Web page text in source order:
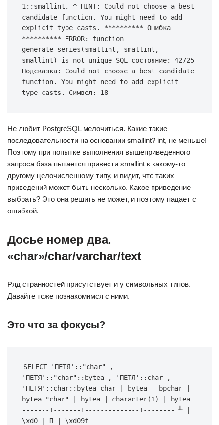
1::smallint. ^ HINT: Could not choose a best
candidate function. You might need to add
explicit type casts. ********** Ошибка
********** ERROR: function
generate_series(smallint, smallint,
smallint) is not unique SQL-состояние: 42725
Подсказка: Could not choose a best candidate
function. You might need to add explicit
type casts. Символ: 18
Не любит PostgreSQL мелочиться. Какие такие
последовательности на основании smallint? int, не меньше!
Поэтому при попытке выполнения вышеприведенного
запроса база пытается привести smallint к какому-то
другому целочисленному типу, и видит, что таких
приведений может быть несколько. Какое приведение
выбрать? Это она решить не может, и поэтому падает с
ошибкой.
Досье номер два.
«char»/char/varchar/text
Ряд странностей присутствует и у символьных типов.
Давайте тоже познакомимся с ними.
Это что за фокусы?
SELECT 'ПЕТЯ'::"char" ,
'ПЕТЯ'::"char"::bytea , 'ПЕТЯ'::char ,
'ПЕТЯ'::char::bytea char | bytea | bpchar |
bytea "char" | bytea | character(1) | bytea
-------+-------+--------------+-------- ╨ |
\xd0 | П | \xd09f